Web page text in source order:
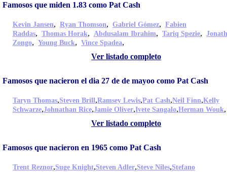
Famosos que miden 1.83 como Pat Cash
Kevin Jansen, Ryan Thomson, Gabriel Gómez, Fabien
Raddas, Thomas Horak, Abdusalam Ibrahim, Tariq Spezie,
Zongo, Young Buck, Vince Spadea,
Ver listado completo
Famosos que nacieron el dia 27 de de mayoo como Pat Cash
Taryn Thomas,Steven Brill,Ramsey Lewis,Pat Cash,Neil Finn,Kelly
Schwarze,Johnathan Rice,Jamie Oliver,Ivete Sangalo,Herman Wouk,
Ver listado completo
Famosos que nacieron en 1965 como Pat Cash
Trent Reznor,Suge Knight,Steven Adler,Steve Niles,Stefano